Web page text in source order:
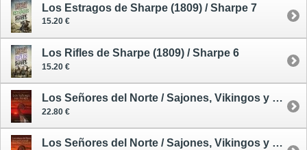
Los Estragos de Sharpe (1809) / Sharpe 7
15.20 €
Los Rifles de Sharpe (1809) / Sharpe 6
15.20 €
Los Señores del Norte / Sajones, Vikingos y Normandos 3 - tapa dura
22.80 €
Los Señores del Norte / Sajones, Vikingos y Normandos 3 - tapa blanda